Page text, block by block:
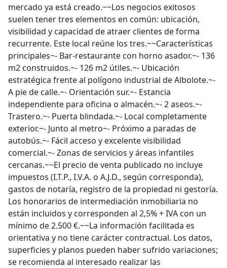
mercado ya está creado.~~Los negocios exitosos
suelen tener tres elementos en común: ubicación,
visibilidad y capacidad de atraer clientes de forma
recurrente. Este local reúne los tres.~~Características
principales~- Bar-restaurante con horno asador.~- 136
m2 construidos.~- 126 m2 útiles.~- Ubicación
estratégica frente al polígono industrial de Albolote.~-
A pie de calle.~- Orientación sur.~- Estancia
independiente para oficina o almacén.~- 2 aseos.~-
Trastero.~- Puerta blindada.~- Local completamente
exterior.~- Junto al metro~- Próximo a paradas de
autobús.~- Fácil acceso y excelente visibilidad
comercial.~- Zonas de servicios y áreas infantiles
cercanas.~~El precio de venta publicado no incluye
impuestos (I.T.P., I.V.A. o A.J.D., según corresponda),
gastos de notaría, registro de la propiedad ni gestoría.
Los honorarios de intermediación inmobiliaria no
están incluidos y corresponden al 2,5% + IVA con un
mínimo de 2.500 €.~~La información facilitada es
orientativa y no tiene carácter contractual. Los datos,
superficies y planos pueden haber sufrido variaciones;
se recomienda al interesado realizar las